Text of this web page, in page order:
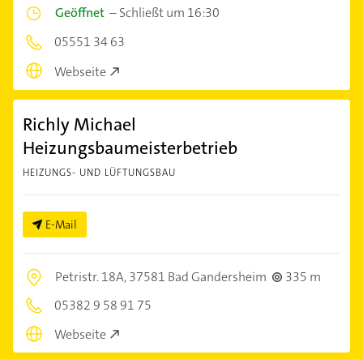
Geöffnet –Schließt um 16:30
05551 34 63
Webseite
Richly Michael
Heizungsbaumeisterbetrieb
HEIZUNGS- UND LÜFTUNGSBAU
E-Mail
Petristr. 18A,37581 Bad Gandersheim
335 m
05382 9 58 91 75
Webseite